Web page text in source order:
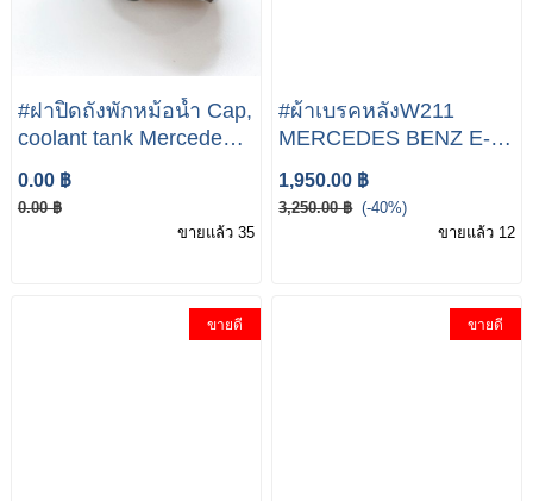
#ฝาปิดถังพักหม้อน้ำ Cap,
coolant tank Mercedes-
0.00 ฿
0.00 ฿
ขายแล้ว 35
#ผ้าเบรคหลังW211
MERCEDES BENZ E-
ผ้าเบรคหลังรถเบนซ์
Benz
1,950.00 ฿
3,250.00 ฿ (-40%)
ขายแล้ว 12
ขายดี ขายดี